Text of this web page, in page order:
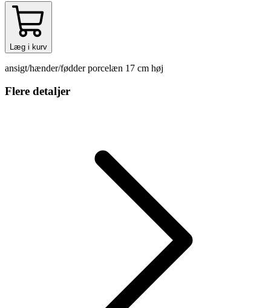
Læg i kurv
ansigt/hænder/fødder porcelæn 17 cm høj
Flere detaljer